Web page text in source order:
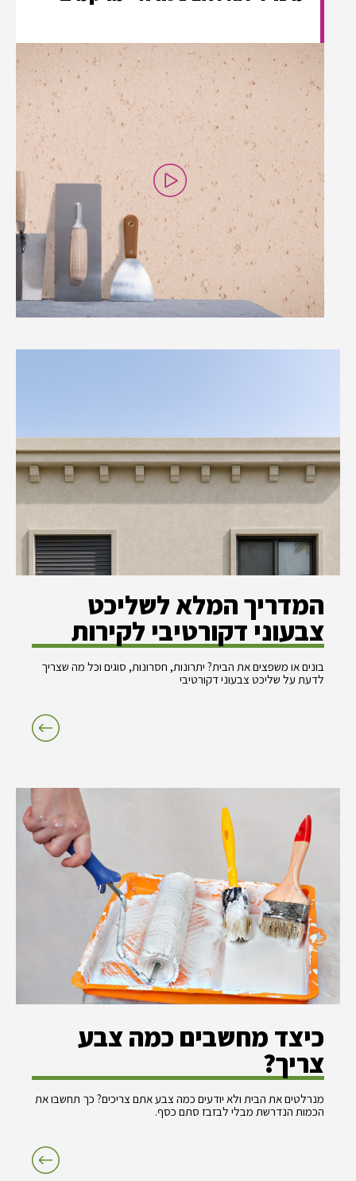
המדריך המלא לשליכט
צבעוני דקורטיבי לקירות
בונים או משפצים את הבית? יתרונות, חסרונות, סוגים וכל מה שצריך
לדעת על שליכט צבעוני דקורטיבי
כיצד מחשבים כמה צבע
צריך?
מנרלטים את הבית ולא יודעים כמה צבע אתם צריכים? כך תחשבו את
הכמות הנדרשת מבלי לבזבז סתם כסף.